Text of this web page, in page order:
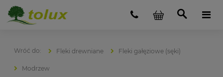
Fleki drewniane Fleki gałęziowe (sęki)
Modrzew